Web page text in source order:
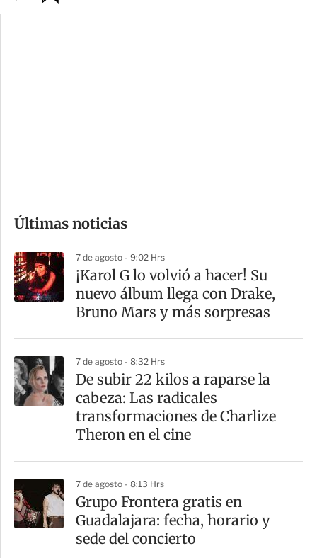
p
m
a
r
t
Últimas noticias
7 de agosto - 9:02 Hrs
¡Karol G lo volvió a hacer! Su
nuevo álbum llega con Drake,
Bruno Mars y más sorpresas
7 de agosto - 8:32 Hrs
De subir 22 kilos a raparse la
cabeza: Las radicales
transformaciones de Charlize
Theron en el cine
7 de agosto - 8:13 Hrs
Grupo Frontera gratis en
Guadalajara: fecha, horario y
sede del concierto